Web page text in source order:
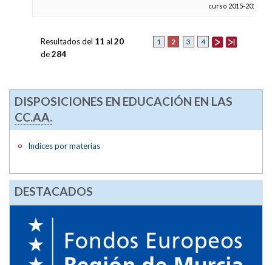
curso 2015-2016
1 2 3 4
Resultados del 11 al 20
de284
DISPOSICIONES EN EDUCACIÓN EN LAS
CC.AA.
Índices por materias
DESTACADOS